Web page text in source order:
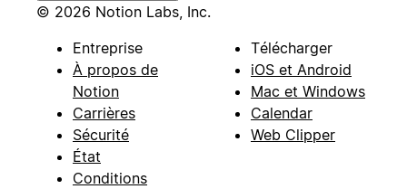
© 2026 Notion Labs, Inc.
Entreprise
À propos de
Notion
Carrières
Sécurité
État
Conditions
Télécharger
iOS et Android
Mac et Windows
Calendar
Web Clipper